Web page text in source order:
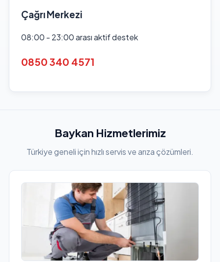
Çağrı Merkezi
08:00 - 23:00 arası aktif destek
0850 340 4571
Baykan Hizmetlerimiz
Türkiye geneli için hızlı servis ve arıza çözümleri.